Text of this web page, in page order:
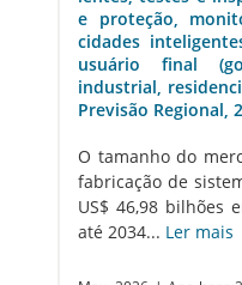
e proteção,
cidades
usuário final
industrial,
Previsão Regional,
O tamanho do
fabricação de
US$ 46,98 bilhões
até 2034... Ler mais